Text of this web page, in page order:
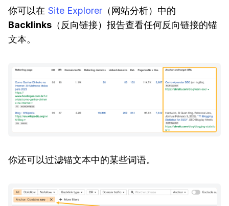
你可以在 Site Explorer （网站分析）中的
Backlinks （反向链接）报告查看任何反向链接的锚
文本。
你还可以过滤锚文本中的某些词语。